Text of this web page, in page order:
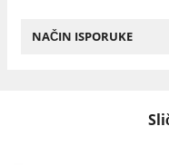
NAČIN ISPORUKE